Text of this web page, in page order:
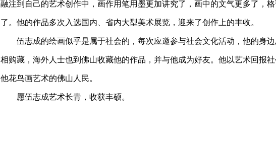
融注到自己的艺术创作中，画作用笔用墨更加讲究了，画中的文气更多了，
了。他的作品多次入选国内、省内大型美术展览，迎来了创作上的丰收。
伍志成的绘画似乎是属于社会的，每次应邀参与社会文化活动，他的身边
相购藏，海外人士也到佛山收藏他的作品，并与他成为好友。他以艺术回报
他花鸟画艺术的佛山人民。
愿伍志成艺术长青，收获丰硕。